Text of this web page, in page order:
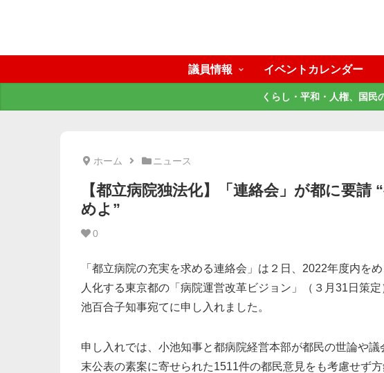
議員情報 イベントカレンダー
くらし・平和・人権、国民
ホーム ニュース
【都立病院独法化】「連絡会」が都に要請
めよ”
0
「都立病院の充実を求める連絡会」は２日、2022年度内を
人化する東京都の「病院運営改革ビジョン」（３月31日策
池百合子知事宛てに申し入れました。
申し入れでは、小池知事と都病院経営本部が都民の世論や
末公表の素案に寄せられた1511件の都民意見をも考慮せず